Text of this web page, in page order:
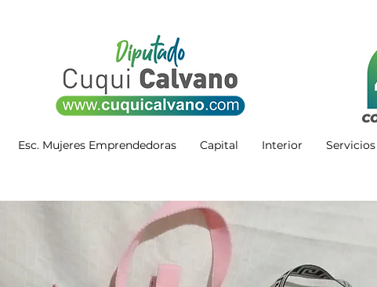
Esc. Mujeres Emprendedoras Capital Interior Servicios